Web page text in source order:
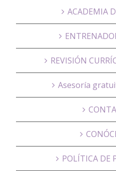
ACADEMIA
REVISIÓN
Asesoría
POLÍTICA DE